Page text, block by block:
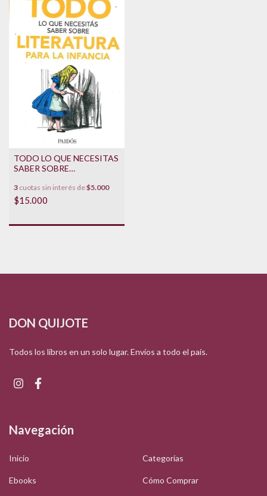
TODO LO QUE NECESITAS
SABER SOBRE
INFANCIA
3 cuotas sin interés de$5.000
$15.000
DON QUIJOTE
Todos los libros en un solo lugar. Envíos a todo el país.
Navegación
Inicio Categorías
Ebooks Cómo Comprar